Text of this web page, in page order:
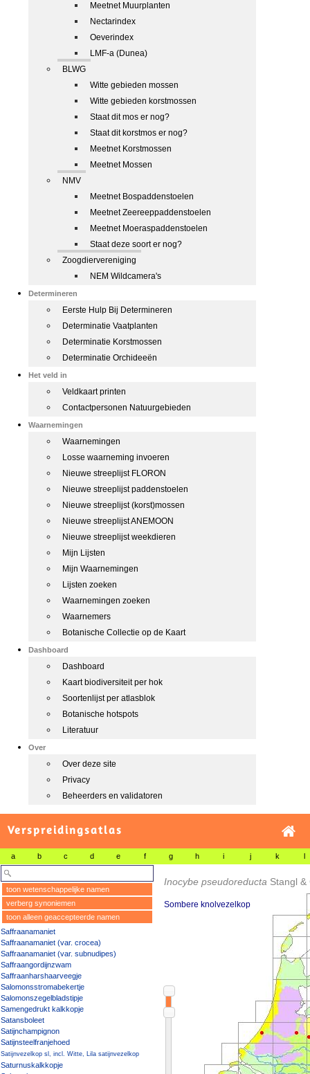
Meetnet Muurplanten
Nectarindex
Oeverindex
LMF-a (Dunea)
BLWG
Witte gebieden mossen
Witte gebieden korstmossen
Staat dit mos er nog?
Staat dit korstmos er nog?
Meetnet Korstmossen
Meetnet Mossen
NMV
Meetnet Bospaddenstoelen
Meetnet Zeereeppaddenstoelen
Meetnet Moeraspaddenstoelen
Staat deze soort er nog?
Zoogdiervereniging
NEM Wildcamera's
Determineren
Eerste Hulp Bij Determineren
Determinatie Vaatplanten
Determinatie Korstmossen
Determinatie Orchideeën
Het veld in
Veldkaart printen
Contactpersonen Natuurgebieden
Waarnemingen
Waarnemingen
Losse waarneming invoeren
Nieuwe streeplijst FLORON
Nieuwe streeplijst paddenstoelen
Nieuwe streeplijst (korst)mossen
Nieuwe streeplijst ANEMOON
Nieuwe streeplijst weekdieren
Mijn Lijsten
Mijn Waarnemingen
Lijsten zoeken
Waarnemingen zoeken
Waarnemers
Botanische Collectie op de Kaart
Dashboard
Dashboard
Kaart biodiversiteit per hok
Soortenlijst per atlasblok
Botanische hotspots
Literatuur
Over
Over deze site
Privacy
Beheerders en validatoren
Verspreidingsatlas
a b c d e f g h i j k l
toon wetenschappelijke namen
verberg synoniemen
toon alleen geaccepteerde namen
Saffraanamaniet
Saffraanamaniet (var. crocea)
Saffraanamaniet (var. subnudipes)
Saffraangordijnzwam
Saffraanharshaarveegje
Salomonsstromabekertje
Salomonszegelbladstipje
Samengedrukt kalkkopje
Satansboleet
Satijnchampignon
Satijnsteelfranjehoed
Satijnvezelkop sl, incl. Witte, Lila satijnvezelkop
Saturnuskalkkopje
Inocybe pseudoreducta Stangl &
Sombere knolvezelkop